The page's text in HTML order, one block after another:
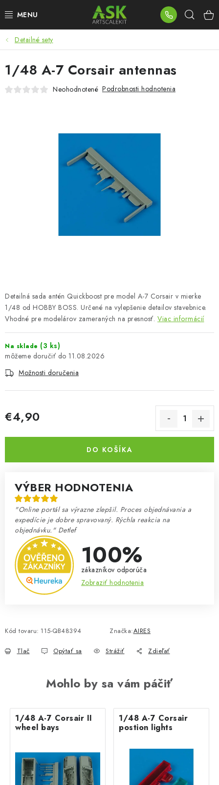
na
BLOG
SUMMER DAYS
WARHAMMER
PLASTOVÉ MODELY
VOUCHERS
PREDÁVANÉ ZNAČKY
O Nás Moja objednávka
FAQ
Výstavy 2026
Detailné sety
Detailná sada antén Quickboost pre model A-7 Corsair v mierke
1/48 od HOBBY BOSS. Určené na vylepšenie detailov stavebnice.
Vhodné pre modelárov zameraných na presnosť. Viac informácií
Na sklade (3 ks)
11.08.2026
Možnosti doručenia
€4,90
DO KOŠÍKA
VÝBER HODNOTENIA
"Online portál sa výrazne zlepšil. Proces objednávania a
expedície je dobre spravovaný. Rýchla reakcia na
objednávku." Detlef
100%
zákazníkov odporúča
Zobraziť hodnotenia
Kód tovaru: 115-QB48394 Značka:AIRES
Tlač Opýtať sa Strážiť Zdieľať
1/48 A-7 Corsair antennas
Neohodnotené Podrobnosti hodnotenia
Mohlo by sa vám páčiť
1/48 A-7 Corsair II
wheel bays
1/48 A-7 Corsair
postion lights